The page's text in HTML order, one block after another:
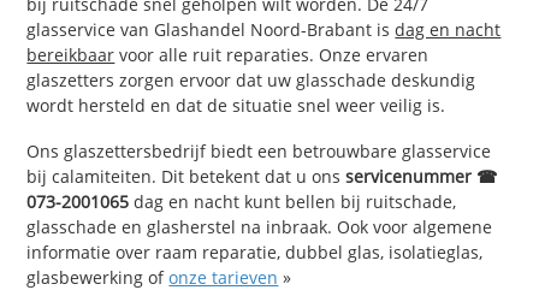
glasservice van Glashandel Noord-Brabant isdag en nacht
bereikbaar voor alle ruit reparaties. Onze ervaren
glaszetters zorgen ervoor dat uw glasschade deskundig
wordt hersteld en dat de situatie snel weer veilig is.
Ons glaszettersbedrijf biedt een betrouwbare glasservice
bij calamiteiten. Dit betekent dat u onsservicenummer ☎
073-2001065 dag en nacht kunt bellen bij ruitschade,
glasschade en glasherstel na inbraak. Ook voor algemene
informatie over raam reparatie, dubbel glas, isolatieglas,
glasbewerking ofonze tarieven »